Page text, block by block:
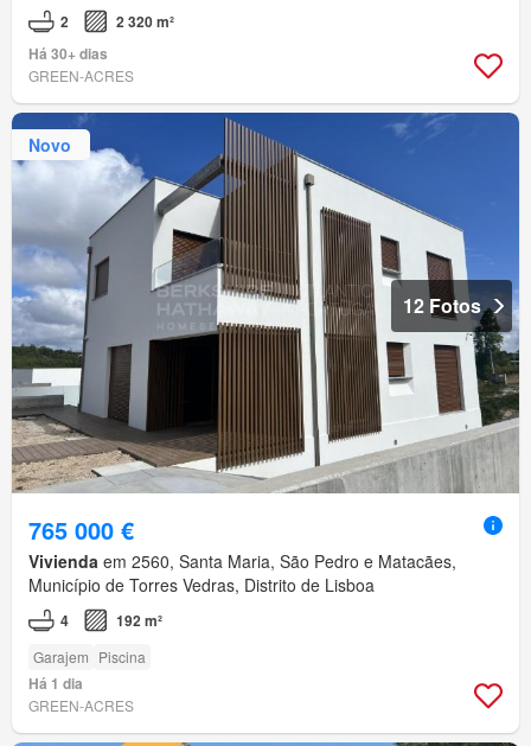
2
2 320 m²
Há 30+ dias
GREEN-ACRES
Novo
12 Fotos
765 000 €
Vivienda em 2560, Santa Maria, São Pedro e Matacães,
Município de Torres Vedras, Distrito de Lisboa
4 192 m²
Garajem Piscina
Há 1 dia
GREEN-ACRES